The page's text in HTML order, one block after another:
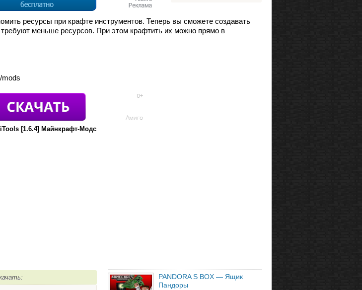
ресурсы при крафте инструментов. Теперь вы сможете создавать
меньше ресурсов. При этом крафтить их можно прямо в
mods
[1.6.4] Майнкрафт-Модс
PANDORA S BOX — Ящик
Пандоры